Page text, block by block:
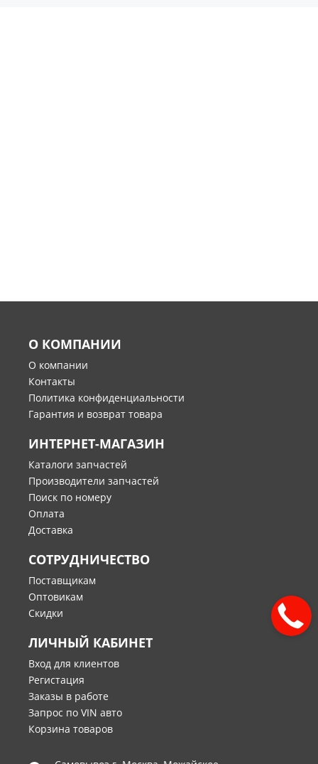
О КОМПАНИИ
О компании
Контакты
Политика конфиденциальности
Гарантия и возврат товара
ИНТЕРНЕТ-МАГАЗИН
Каталоги запчастей
Производители запчастей
Поиск по номеру
Оплата
Доставка
СОТРУДНИЧЕСТВО
Поставщикам
Оптовикам
Скидки
ЛИЧНЫЙ КАБИНЕТ
Вход для клиентов
Регистация
Заказы в работе
Запрос по VIN авто
Корзина товаров